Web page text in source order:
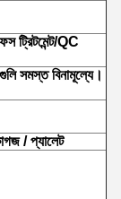
ট্রিটমেন্ট/QC
সমস্ত বিনামূল্যে।
/ প্যালেট